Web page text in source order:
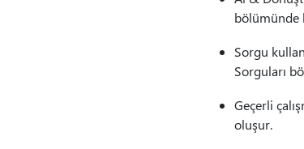
bölümünde
Sorgu
Sorguları
Geçerli
oluşur.